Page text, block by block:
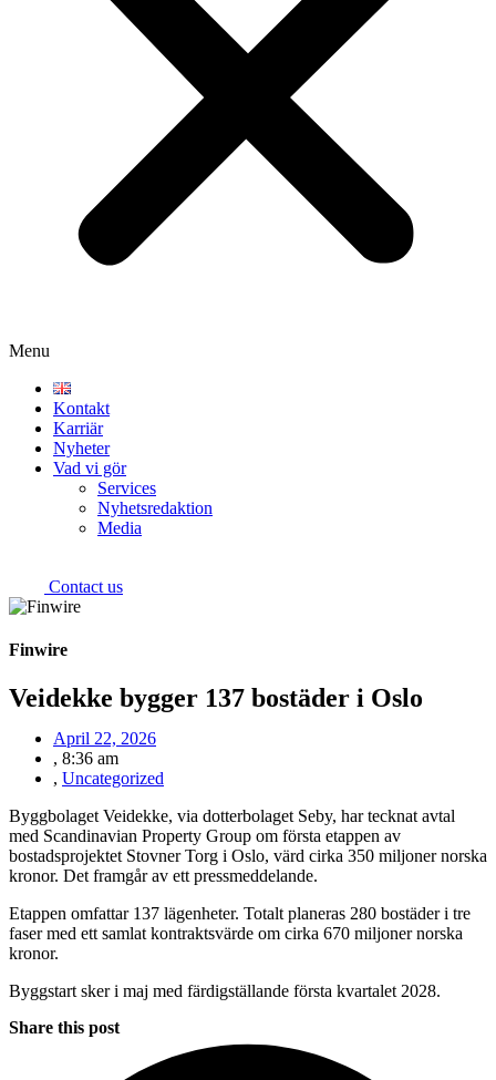
Menu
Kontakt
Karriär
Nyheter
Vad vi gör
Services
Nyhetsredaktion
Media
Contact us
Finwire
Veidekke bygger 137 bostäder i Oslo
April 22, 2026
, 8:36 am
, Uncategorized
Byggbolaget Veidekke, via dotterbolaget Seby, har tecknat avtal
med Scandinavian Property Group om första etappen av
bostadsprojektet Stovner Torg i Oslo, värd cirka 350 miljoner norska
kronor. Det framgår av ett pressmeddelande.
Etappen omfattar 137 lägenheter. Totalt planeras 280 bostäder i tre
faser med ett samlat kontraktsvärde om cirka 670 miljoner norska
kronor.
Byggstart sker i maj med färdigställande första kvartalet 2028.
Share this post